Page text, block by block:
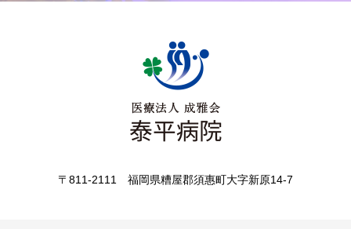
〒811-2111 福岡県糟屋郡須惠町大字新原14-7